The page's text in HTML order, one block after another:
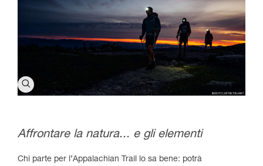
Affrontare la natura... e gli elementi
Chi parte per l’Appalachian Trail lo sa bene: potrà